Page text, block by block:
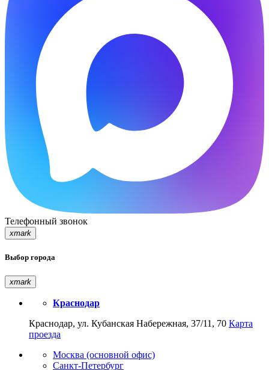
Телефонный звонок
xmark
Выбор города
xmark
Краснодар
Краснодар, ул. Кубанская Набережная, 37/11, 70 Карта
проезда
Москва (основной офис)
Санкт-Петербург